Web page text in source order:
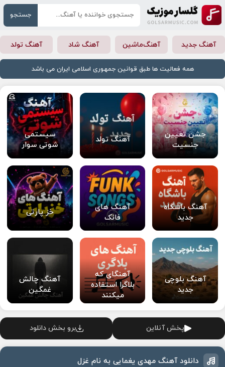
جستجو
آهنگ جدید آهنگ‌ماشین آهنگ شاد آهنگ تولد
همه فعالیت ها طبق قوانین جمهوری اسلامی ایران می باشد
جشن تعیین
جنسیت
آهنگ تولد
سیستمی
شوتی سوار
آهنگ باشگاه
جدید
آهنگ های
فانک
خز پارتی
آهنگ بلوچی
جدید
آهنگای که
بلاگرا استفاده
میکنند
آهنگ چالش
غمگین
پخش آنلاین برو بخش دانلود
دانلود آهنگ مهدی یغمایی به نام غزل